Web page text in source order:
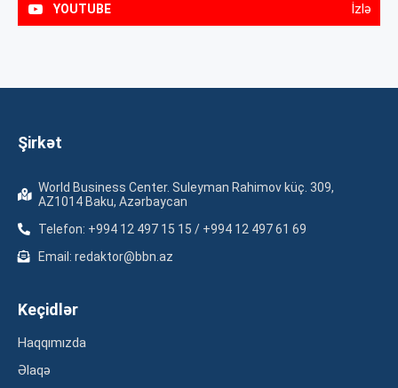
YOUTUBE İzlə
Şirkət
World Business Center. Suleyman Rahimov küç. 309,
AZ1014 Baku, Azərbaycan
Telefon: +994 12 497 15 15 / +994 12 497 61 69
Email: redaktor@bbn.az
Keçidlər
Haqqımızda
Əlaqə